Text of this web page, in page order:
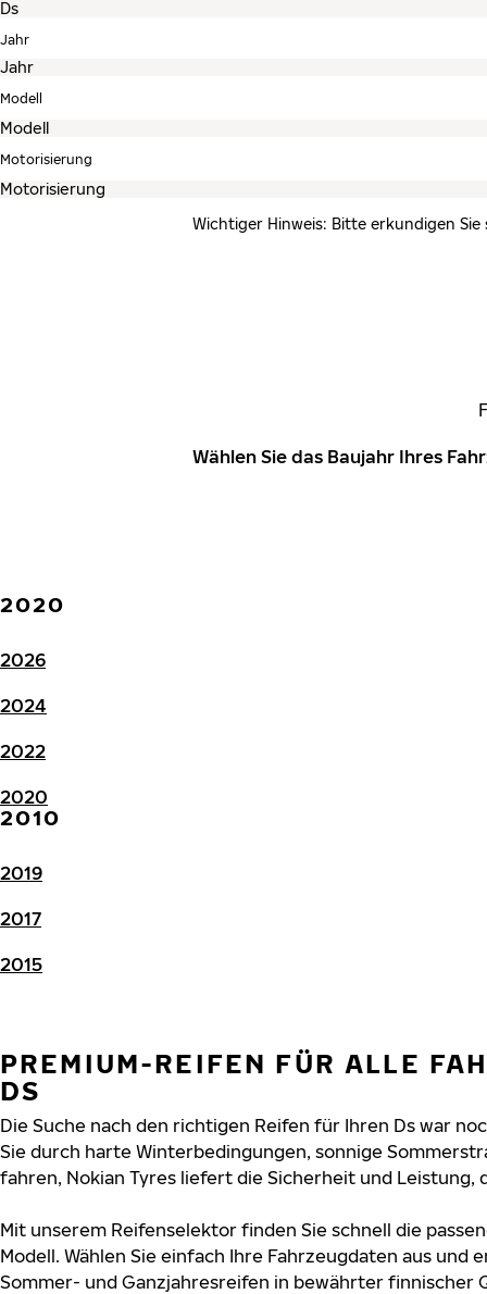
Jahr
Modell
Motorisierung
Wichtiger Hinweis: Bitte erkundigen
Wählen Sie das Baujahr Ihres
2020
2026
2024
2022
2020
2010
2019
2017
2015
PREMIUM-REIFEN FÜR ALLE
DS
Die Suche nach den richtigen Reifen für Ihren Ds war
Sie durch harte Winterbedingungen, sonnige
fahren, Nokian Tyres liefert die Sicherheit und Leistung,
Mit unserem Reifenselektor finden Sie schnell die
Modell. Wählen Sie einfach Ihre Fahrzeugdaten aus und
Sommer- und Ganzjahresreifen in bewährter finnischer